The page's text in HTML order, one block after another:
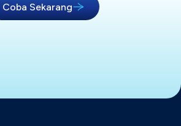
Coba Sekarang